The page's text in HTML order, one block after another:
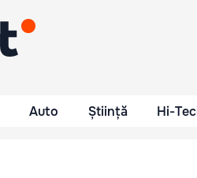
Auto Știință Hi-